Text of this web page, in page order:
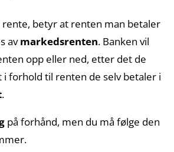
rente, betyr at renten man betaler
avmarkedsrenten. Banken vil
opp eller ned, etter det de
forhold til renten de selv betaler i
.
på forhånd, men du må følge den